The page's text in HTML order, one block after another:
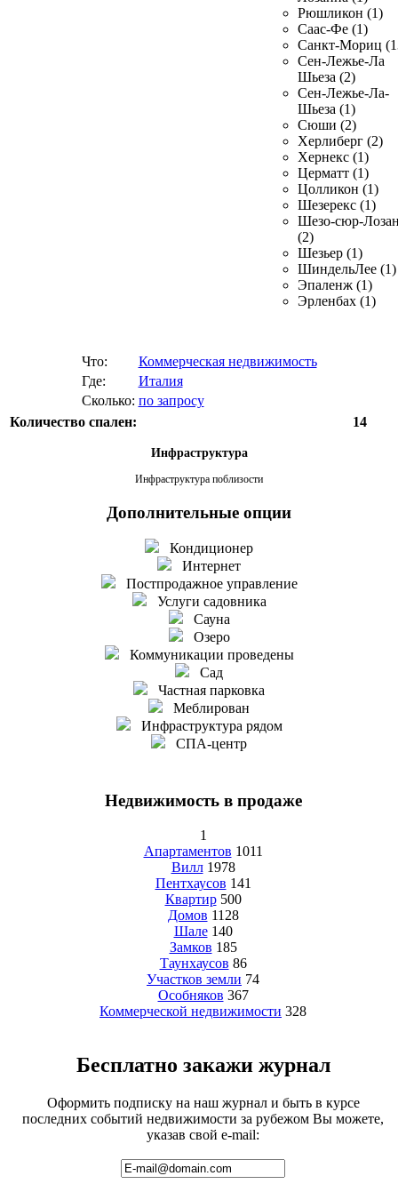
Рюшликон (1)
Саас-Фе (1)
Санкт-Мориц
Сен-Лежье-Ла
Шьеза (2)
Сен-Лежье-Ла-
Шьеза (1)
Сюши (2)
Херлиберг (2)
Хернекс (1)
Церматт (1)
Цолликон (1)
Шезерекс (1)
Шезо-сюр-
(2)
Шезьер (1)
ШиндельЛее (1)
Эпаленж (1)
Эрленбах (1)
Что:
Коммерческая недвижимость
Где:
Италия
Сколько: по запросу
Количество спален:
14
Инфраструктура
Инфраструктура поблизости
Дополнительные опции
Кондиционер
Интернет
Постпродажное управление
Услуги садовника
Сауна
Озеро
Коммуникации проведены
Сад
Частная парковка
Меблирован
Инфраструктура рядом
СПА-центр
Недвижимость в продаже
1
Апартаментов 1011
Вилл 1978
Пентхаусов 141
Квартир 500
Домов 1128
Шале 140
Замков 185
Таунхаусов 86
Участков земли 74
Особняков 367
Коммерческой недвижимости 328
Бесплатно закажи журнал
Оформить подписку на наш журнал и быть в курсе
последних событий недвижимости за рубежом Вы можете,
указав свой e-mail: